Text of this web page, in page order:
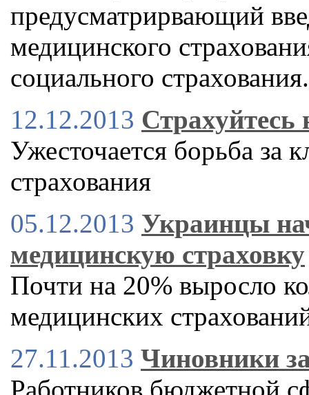
предусматрирвающий
медицинского
социального страхования.
12.12.2013 Страхуйтесь
Ужесточается борьба за
страхования
05.12.2013 Украинцы
медицинскую страховку
Почти на 20% выросло
медицинских
27.11.2013 Чиновники